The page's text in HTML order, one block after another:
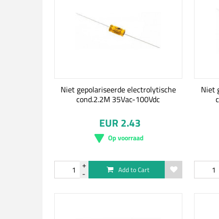
Niet gepolariseerde electrolytische
cond.2.2M 35Vac-100Vdc
EUR 2.43
Op voorraad
Add to Cart
Niet